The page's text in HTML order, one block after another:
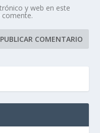
y web en este
comente.